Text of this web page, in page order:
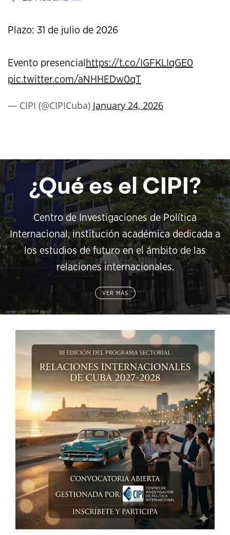
Plazo: 31 de julio de 2026
Evento presencial https://t.co/IGFKLIqGE0
pic.twitter.com/aNHHEDw0qT
— CIPI (@CIPICuba) January 24, 2026
¿Qué es el CIPI?
Centro de Investigaciones de Política
Internacional, institución académica dedicada a
los estudios de futuro en el ámbito de las
relaciones internacionales.
VER MÁS